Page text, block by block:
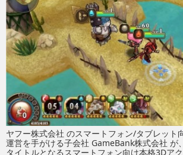
イベント/セミナー
eスポーツ
ヤフー株式会社 のスマートフォン/タブレット
運営を手がける子会社 GameBank株式会社 が
タイトルとなるスマートフォン向け本格3Dア